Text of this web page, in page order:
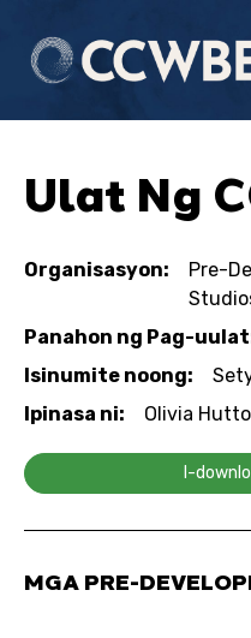
Ulat Ng
Organisasyon:
Pre-
Panahon ng Pag-
Isinumite noong:
Ipinasa ni:
Olivia Hutto
I-
MGA PRE-